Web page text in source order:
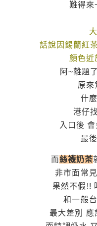
難得來
話說因錫蘭紅
顏色近
阿~離題
原來
什
港仔
入口後
最
而絲襪奶茶
非市面常
果然不假!!
和一般
最大差別 應